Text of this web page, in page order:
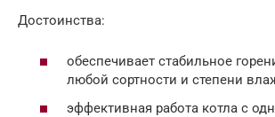
Достоинства:
обеспечивает стабильное
любой сортности и степени
эффективная работа котла с